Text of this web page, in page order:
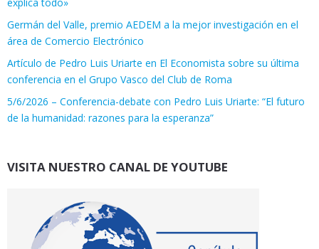
Germán del Valle, premio AEDEM a la mejor investigación en el
área de Comercio Electrónico
Artículo de Pedro Luis Uriarte en El Economista sobre su última
conferencia en el Grupo Vasco del Club de Roma
5/6/2026 – Conferencia-debate con Pedro Luis Uriarte: “El futuro
de la humanidad: razones para la esperanza”
VISITA NUESTRO CANAL DE YOUTUBE